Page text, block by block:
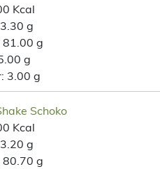
Kcal
3.30 g
81.00 g
g
3.00 g
Schoko
Kcal
3.20 g
80.70 g